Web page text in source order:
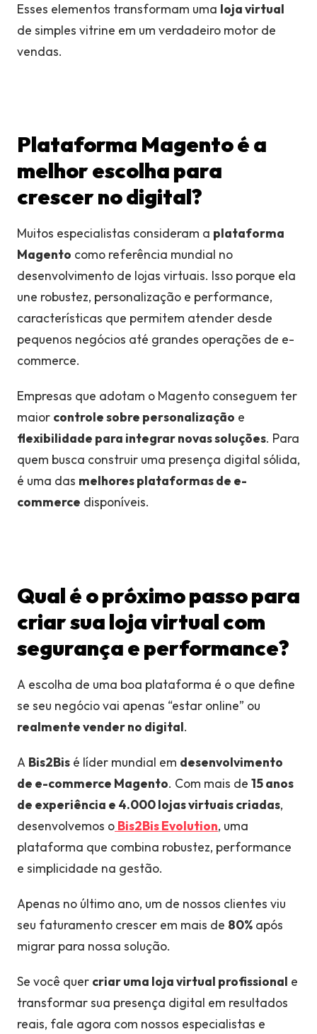
Esses elementos transformam uma loja virtual
de simples vitrine em um verdadeiro motor de
vendas.
Plataforma Magento é a
melhor escolha para
crescer no digital?
Muitos especialistas consideram a plataforma
Magento como referência mundial no
desenvolvimento de lojas virtuais. Isso porque ela
une robustez, personalização e performance,
características que permitem atender desde
pequenos negócios até grandes operações de e-
commerce.
Empresas que adotam o Magento conseguem ter
maior controle sobre personalização e
flexibilidade para integrar novas soluções. Para
quem busca construir uma presença digital sólida,
é uma das melhores plataformas de e-
commerce disponíveis.
Qual é o próximo passo para
criar sua loja virtual com
segurança e performance?
A escolha de uma boa plataforma é o que define
se seu negócio vai apenas “estar online” ou
realmente vender no digital.
A Bis2Bis é líder mundial em desenvolvimento
de e-commerce Magento. Com mais de 15 anos
de experiência e 4.000 lojas virtuais criadas,
desenvolvemos o Bis2Bis Evolution, uma
plataforma que combina robustez, performance
e simplicidade na gestão.
Apenas no último ano, um de nossos clientes viu
seu faturamento crescer em mais de 80% após
migrar para nossa solução.
Se você quer criar uma loja virtual profissional e
transformar sua presença digital em resultados
reais, fale agora com nossos especialistas e